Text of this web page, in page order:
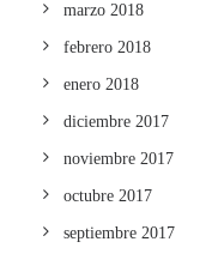
marzo 2018
febrero 2018
enero 2018
diciembre 2017
noviembre 2017
octubre 2017
septiembre 2017